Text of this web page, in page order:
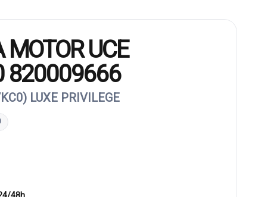
MOTOR UCE
820009666
LUXE PRIVILEGE
48h